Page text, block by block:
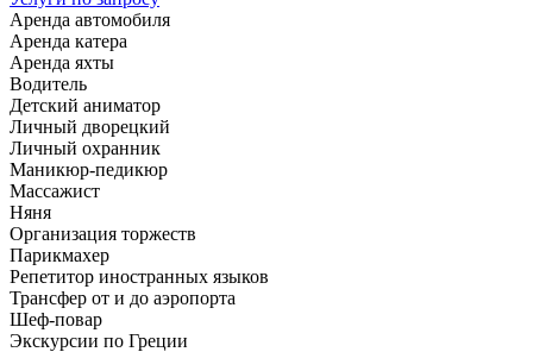
Аренда автомобиля
Аренда катера
Аренда яхты
Водитель
Детский аниматор
Личный дворецкий
Личный охранник
Маникюр-педикюр
Массажист
Няня
Организация торжеств
Парикмахер
Репетитор иностранных языков
Трансфер от и до аэропорта
Шеф-повар
Экскурсии по Греции